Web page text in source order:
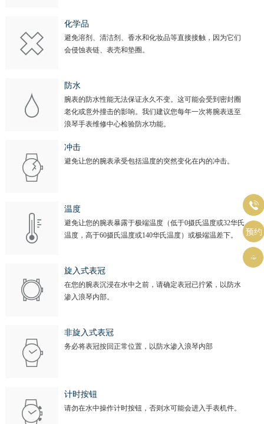
化学品
避免溶剂、清洁剂、香水和化妆品等直接接触，因为它们
会侵蚀表链、表壳和垫圈。
防水
腕表的防水性能无法保证永久不变。这可能会受到密封圈
老化或意外撞击的影响。我们建议您每年一次将腕表送至
浪琴手表维修中心检验防水功能。
冲击
避免让您的腕表承受包括温度的突然变化在内的冲击。
温度
避免让您的腕表暴露于极端温度（低于0摄氏温度或32华氏
温度，高于60摄氏温度或140华氏温度）或极端温差下。
旋入式表冠
在您的腕表沉浸在水中之前，请确定表冠已拧紧，以防水
渗入浪琴内部。
非旋入式表冠
务必将表冠按回正常位置，以防水渗入浪琴内部
计时按钮
请勿在水中操作计时按钮，否则水可能会进入手表机件。

预约
